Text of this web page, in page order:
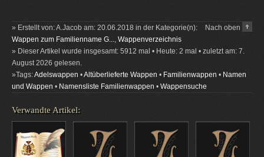
Nach oben
» Erstellt von: A.Jacob am: 20.06.2018 in der Kategorie(n):
Wappen zum Familienname G..., Wappenverzeichnis
» Dieser Artikel wurde insgesamt: 5912 mal • Heute: 2 mal • zuletzt am: 7.
August 2026 gelesen.
»Tags:Adelswappen •Altüberlieferte Wappen • Familienwappen • Namen
und Wappen • Namensliste Familienwappen • Wappensuche
Verwandte Artikel: